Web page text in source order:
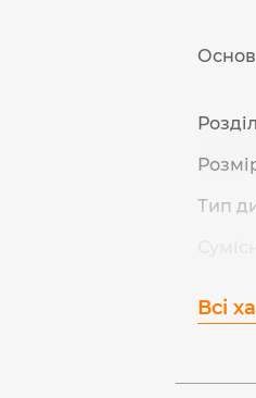
Тип
Всі